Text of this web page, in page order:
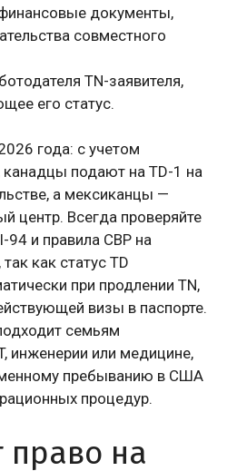
документы,
совместного
TN-заявителя,
его статус.
года: с учетом
канадцы подают на TD-1 на
а мексиканцы —
центр. Всегда проверяйте
и правила CBP на
как статус TD
при продлении TN,
визы в паспорте.
семьям
инженерии или медицине,
пребыванию в США
процедур.
право на